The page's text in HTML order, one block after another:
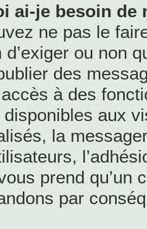
ai-je besoin de
ne pas le
d’exiger ou non
des
à des
aux
la
prend qu’un
par